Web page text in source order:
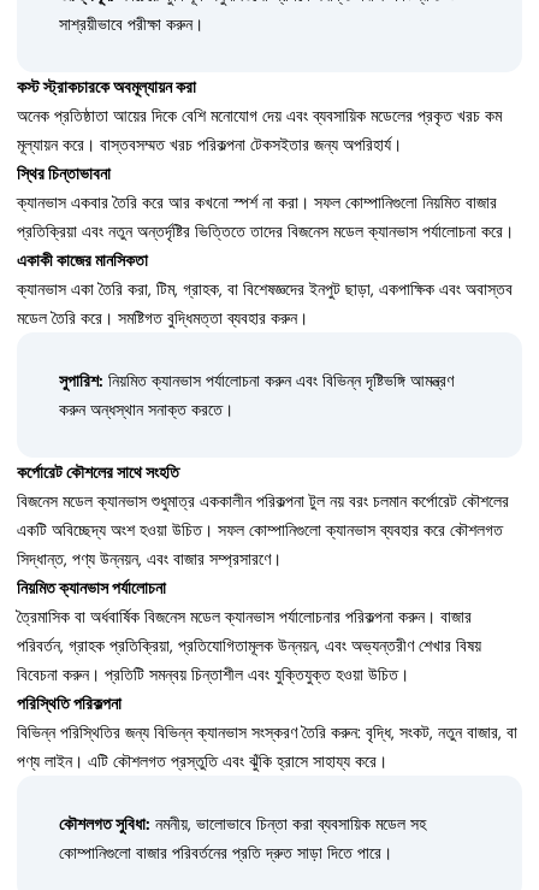
সাশ্রয়ীভাবে পরীক্ষা করুন।
কস্ট স্ট্রাকচারকে অবমূল্যায়ন করা
অনেক প্রতিষ্ঠাতা আয়ের দিকে বেশি মনোযোগ দেয় এবং ব্যবসায়িক মডেলের প্রকৃত খরচ কম
মূল্যায়ন করে। বাস্তবসম্মত খরচ পরিকল্পনা টেকসইতার জন্য অপরিহার্য।
স্থির চিন্তাভাবনা
ক্যানভাস একবার তৈরি করে আর কখনো স্পর্শ না করা। সফল কোম্পানিগুলো নিয়মিত বাজার
প্রতিক্রিয়া এবং নতুন অন্তর্দৃষ্টির ভিত্তিতে তাদের বিজনেস মডেল ক্যানভাস পর্যালোচনা করে।
একাকী কাজের মানসিকতা
ক্যানভাস একা তৈরি করা, টিম, গ্রাহক, বা বিশেষজ্ঞদের ইনপুট ছাড়া, একপাক্ষিক এবং অবাস্তব
মডেল তৈরি করে। সমষ্টিগত বুদ্ধিমত্তা ব্যবহার করুন।
সুপারিশ: নিয়মিত ক্যানভাস পর্যালোচনা করুন এবং বিভিন্ন দৃষ্টিভঙ্গি আমন্ত্রণ
করুন অন্ধস্থান সনাক্ত করতে।
কর্পোরেট কৌশলের সাথে সংহতি
বিজনেস মডেল ক্যানভাস শুধুমাত্র এককালীন পরিকল্পনা টুল নয় বরং চলমান কর্পোরেট কৌশলের
একটি অবিচ্ছেদ্য অংশ হওয়া উচিত। সফল কোম্পানিগুলো ক্যানভাস ব্যবহার করে কৌশলগত
সিদ্ধান্ত, পণ্য উন্নয়ন, এবং বাজার সম্প্রসারণে।
নিয়মিত ক্যানভাস পর্যালোচনা
ত্রৈমাসিক বা অর্ধবার্ষিক বিজনেস মডেল ক্যানভাস পর্যালোচনার পরিকল্পনা করুন। বাজার
পরিবর্তন, গ্রাহক প্রতিক্রিয়া, প্রতিযোগিতামূলক উন্নয়ন, এবং অভ্যন্তরীণ শেখার বিষয়
বিবেচনা করুন। প্রতিটি সমন্বয় চিন্তাশীল এবং যুক্তিযুক্ত হওয়া উচিত।
পরিস্থিতি পরিকল্পনা
বিভিন্ন পরিস্থিতির জন্য বিভিন্ন ক্যানভাস সংস্করণ তৈরি করুন: বৃদ্ধি, সংকট, নতুন বাজার, বা
পণ্য লাইন। এটি কৌশলগত প্রস্তুতি এবং ঝুঁকি হ্রাসে সাহায্য করে।
কৌশলগত সুবিধা: নমনীয়, ভালোভাবে চিন্তা করা ব্যবসায়িক মডেল সহ
কোম্পানিগুলো বাজার পরিবর্তনের প্রতি দ্রুত সাড়া দিতে পারে।